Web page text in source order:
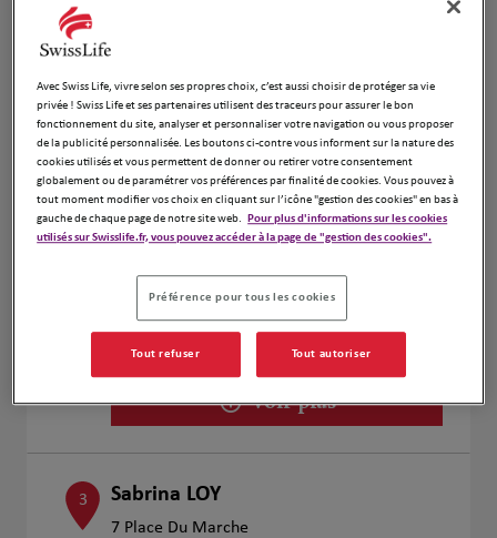
1
1.12 km
Fermé actuellement
Numéro
Voir plus
EIRL Maud LERMECHIN
48 GRANDE RUE FRANCOIS MITTERAND
76340 Blangy Sur Bresle
Fermé actuellement
Numéro
Voir plus
3 Sabrina LOY
7 Place Du Marche
Avec Swiss Life, vivre selon ses propres choix, c’est aussi choisir de protéger sa vie
privée ! Swiss Life et ses partenaires utilisent des traceurs pour assurer le bon
fonctionnement du site, analyser et personnaliser votre navigation ou vous proposer
de la publicité personnalisée. Les boutons ci-contre vous informent sur la nature des
cookies utilisés et vous permettent de donner ou retirer votre consentement
globalement ou de paramétrer vos préférences par finalité de cookies. Vous pouvez à
tout moment modifier vos choix en cliquant sur l’icône "gestion des cookies" en bas à
gauche de chaque page de notre site web. Pour plus d'informations sur les cookies
utilisés sur Swisslife.fr, vous pouvez accéder à la page de "gestion des cookies".
Préférence pour tous les cookies
Tout refuser Tout autoriser